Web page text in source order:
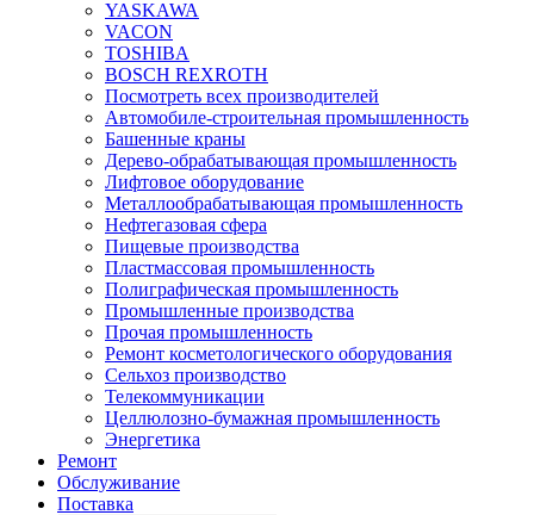
YASKAWA
VACON
TOSHIBA
BOSCH REXROTH
Посмотреть всех производителей
Автомобиле-строительная промышленность
Башенные краны
Дерево-обрабатывающая промышленность
Лифтовое оборудование
Металлообрабатывающая промышленность
Нефтегазовая сфера
Пищевые производства
Пластмассовая промышленность
Полиграфическая промышленность
Промышленные производства
Прочая промышленность
Ремонт косметологического оборудования
Сельхоз производство
Телекоммуникации
Целлюлозно-бумажная промышленность
Энергетика
Ремонт
Обслуживание
Поставка